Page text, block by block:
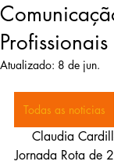
Atualizado: 8 de jun.
Todas as noticias
Claudia
Jornada Rota de